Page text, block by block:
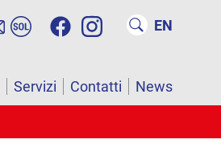
EN
Servizi Contatti News